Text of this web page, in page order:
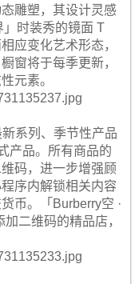
雕塑，其设计灵感
」时装秀的镜面 T
应变化艺术形态，
窗将于每季更新，
元素。
系列、季节性产品
产品。所有商品的
码，进一步增强顾
序内解锁相关内容
币。「Burberry空 ·
二维码的精品店，